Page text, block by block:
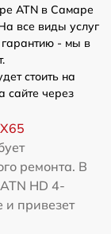
ATN в Самаре
все виды услуг
гарантию - мы в
стоить на
сайте через
ремонта. В
HD 4-
и привезет